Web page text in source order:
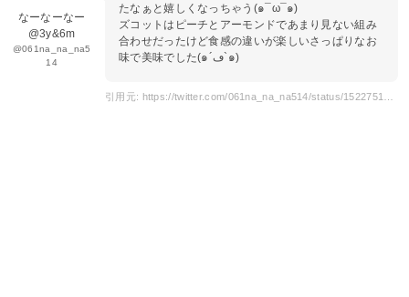
なーなーなー
@3y&6m
@061na_na_na5
14
たなぁと嬉しくなっちゃう(๑¯ω¯๑)
ズコットはピーチとアーモンドであまり見ない組み
合わせだったけど食感の違いが楽しいさっぱりなお
味で美味でした(๑´ڡ`๑)